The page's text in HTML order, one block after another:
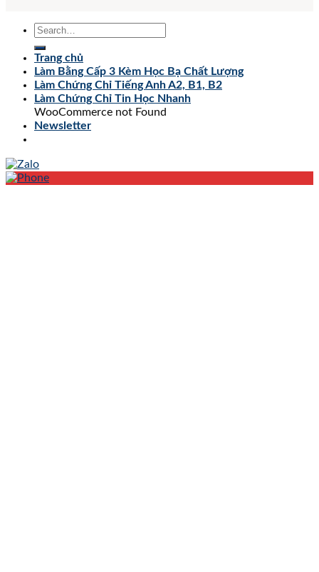
Trang chủ
Làm Bằng Cấp 3 Kèm Học Bạ Chất Lượng
Làm Chứng Chỉ Tiếng Anh A2, B1, B2
Làm Chứng Chỉ Tin Học Nhanh
WooCommerce not Found
Newsletter